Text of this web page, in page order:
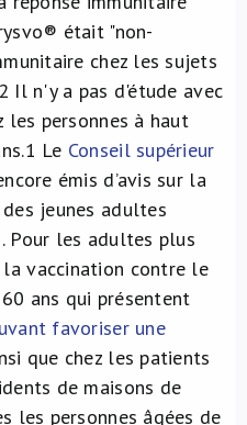
était "non-
chez les sujets
Il n'y a pas d'étude avec
les personnes à haut
1 Le Conseil supérieur
émis d’avis sur la
jeunes adultes
Pour les adultes plus
la vaccination contre le
ans qui présentent
favoriser une
que chez les patients
de maisons de
les personnes âgées de